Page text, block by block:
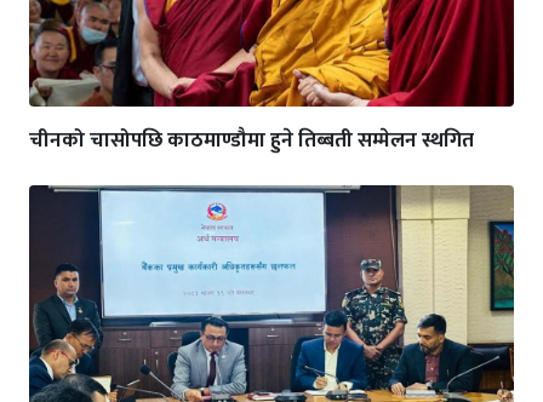
चीनको चासोपछि काठमाण्डौमा हुने तिब्बती सम्मेलन स्थगित